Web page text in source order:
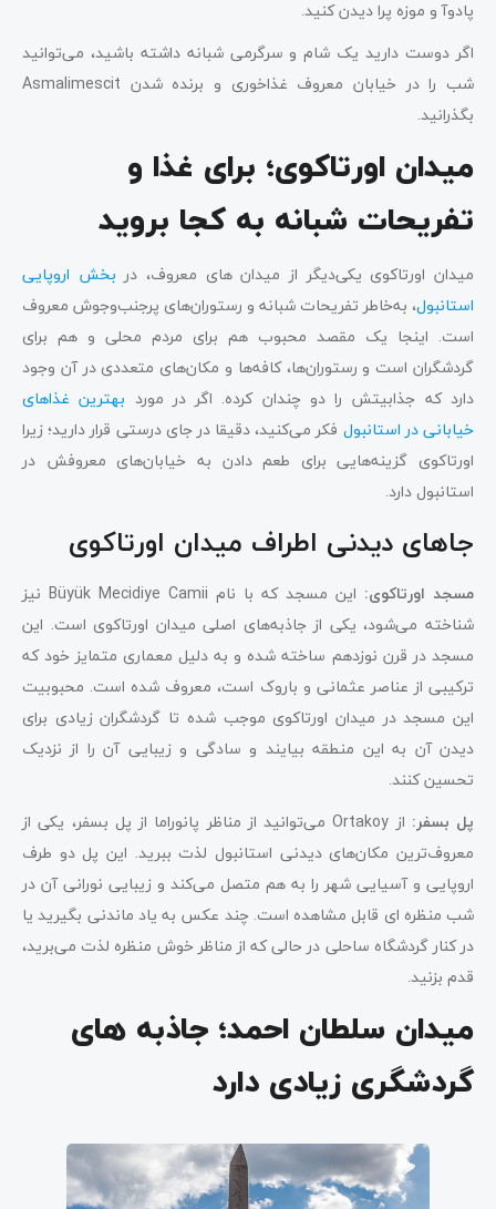
پادوآ و موزه پرا دیدن کنید.
اگر دوست دارید یک شام و سرگرمی شبانه داشته باشید، می‌توانید
شب را در خیابان معروف غذاخوری و برنده شدن Asmalimescit
بگذرانید.
میدان اورتاکوی؛ برای غذا و
تفریحات شبانه به کجا بروید
میدان اورتاکوی یکی‌دیگر از میدان های معروف، در بخش اروپایی
استانبول، به‌خاطر تفریحات شبانه و رستوران‌های پرجنب‌وجوش معروف
است. اینجا یک مقصد محبوب هم برای مردم محلی و هم برای
گردشگران است و رستوران‌ها، کافه‌ها و مکان‌های متعددی در آن وجود
دارد که جذابیتش را دو چندان کرده. اگر در مورد بهترین غذاهای
خیابانی در استانبول فکر می‌کنید، دقیقا در جای درستی قرار دارید؛ زیرا
اورتاکوی گزینه‌هایی برای طعم دادن به خیابان‌های معروفش در
استانبول دارد.
جاهای دیدنی اطراف میدان اورتاکوی
مسجد اورتاکوی:
این مسجد که با نام Büyük Mecidiye Camii نیز
شناخته می‌شود، یکی از جاذبه‌های اصلی میدان اورتاکوی است. این
مسجد در قرن نوزدهم ساخته شده و به دلیل معماری متمایز خود که
ترکیبی از عناصر عثمانی و باروک است، معروف شده است. محبوبیت
این مسجد در میدان اورتاکوی موجب شده تا گردشگران زیادی برای
دیدن آن به این منطقه بیایند و سادگی و زیبایی آن را از نزدیک
تحسین کنند.
پل بسفر:
از Ortakoy می‌توانید از مناظر پانوراما از پل بسفر، یکی از
معروف‌ترین مکان‌های دیدنی استانبول لذت ببرید. این پل دو طرف
اروپایی و آسیایی شهر را به هم متصل می‌کند و زیبایی نورانی آن در
شب منظره ای قابل مشاهده است. چند عکس به یاد ماندنی بگیرید یا
در کنار گردشگاه ساحلی در حالی که از مناظر خوش منظره لذت می‌برید،
قدم بزنید.
میدان سلطان احمد؛ جاذبه های
گردشگری زیادی دارد